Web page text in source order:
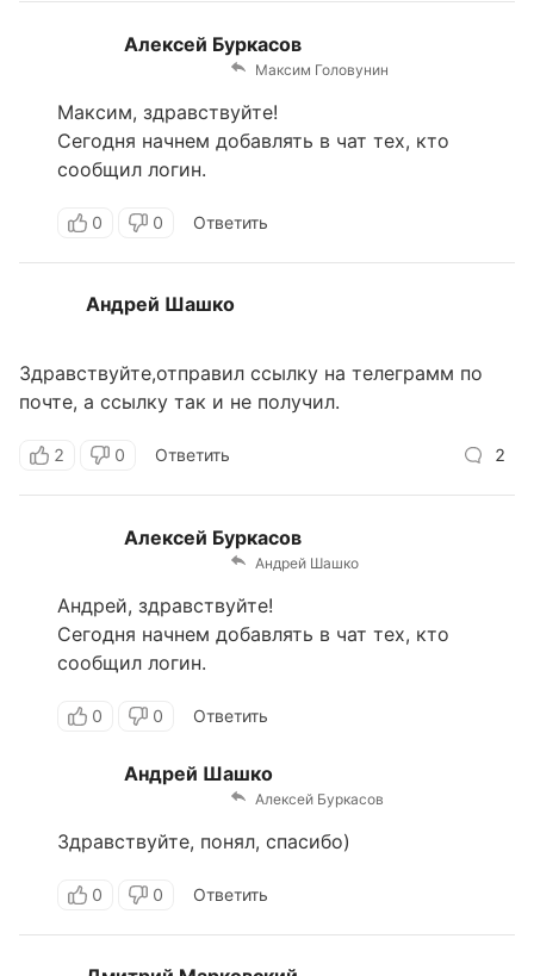
Алексей Буркасов
Максим Головунин
Максим, здравствуйте!
Сегодня начнем добавлять в чат тех, кто
сообщил логин.
0 0 Ответить
Андрей Шашко
Здравствуйте,отправил ссылку на телеграмм по
почте, а ссылку так и не получил.
2 0 Ответить 2
Алексей Буркасов
Андрей Шашко
Андрей, здравствуйте!
Сегодня начнем добавлять в чат тех, кто
сообщил логин.
0 0 Ответить
Андрей Шашко
Алексей Буркасов
Здравствуйте, понял, спасибо)
0 0 Ответить